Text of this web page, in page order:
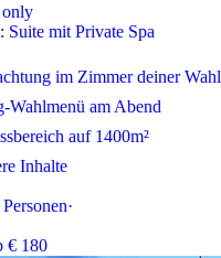
Suite mit Private Spa
im Zimmer deiner Wahl
Wahlmenü am Abend
auf 1400m²
Inhalte
Personen·
€ 180